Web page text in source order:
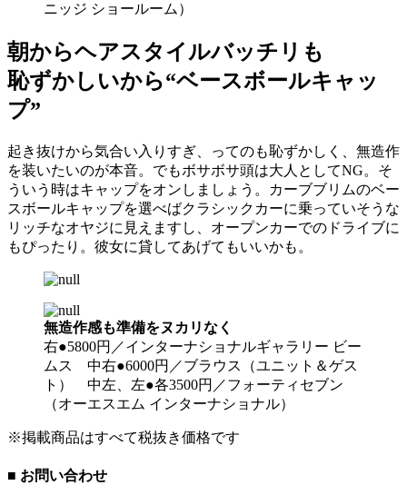
ニッジ ショールーム）
朝からヘアスタイルバッチリも
恥ずかしいから“ベースボールキャッ
プ”
起き抜けから気合い入りすぎ、ってのも恥ずかしく、無造作
を装いたいのが本音。でもボサボサ頭は大人としてNG。そ
ういう時はキャップをオンしましょう。カーブブリムのベー
スボールキャップを選べばクラシックカーに乗っていそうな
リッチなオヤジに見えますし、オープンカーでのドライブに
もぴったり。彼女に貸してあげてもいいかも。
無造作感も準備をヌカリなく
右●5800円／インターナショナルギャラリー ビー
ムス 中右●6000円／ブラウス（ユニット＆ゲス
ト） 中左、左●各3500円／フォーティセブン
（オーエスエム インターナショナル）
※掲載商品はすべて税抜き価格です
■ お問い合わせ